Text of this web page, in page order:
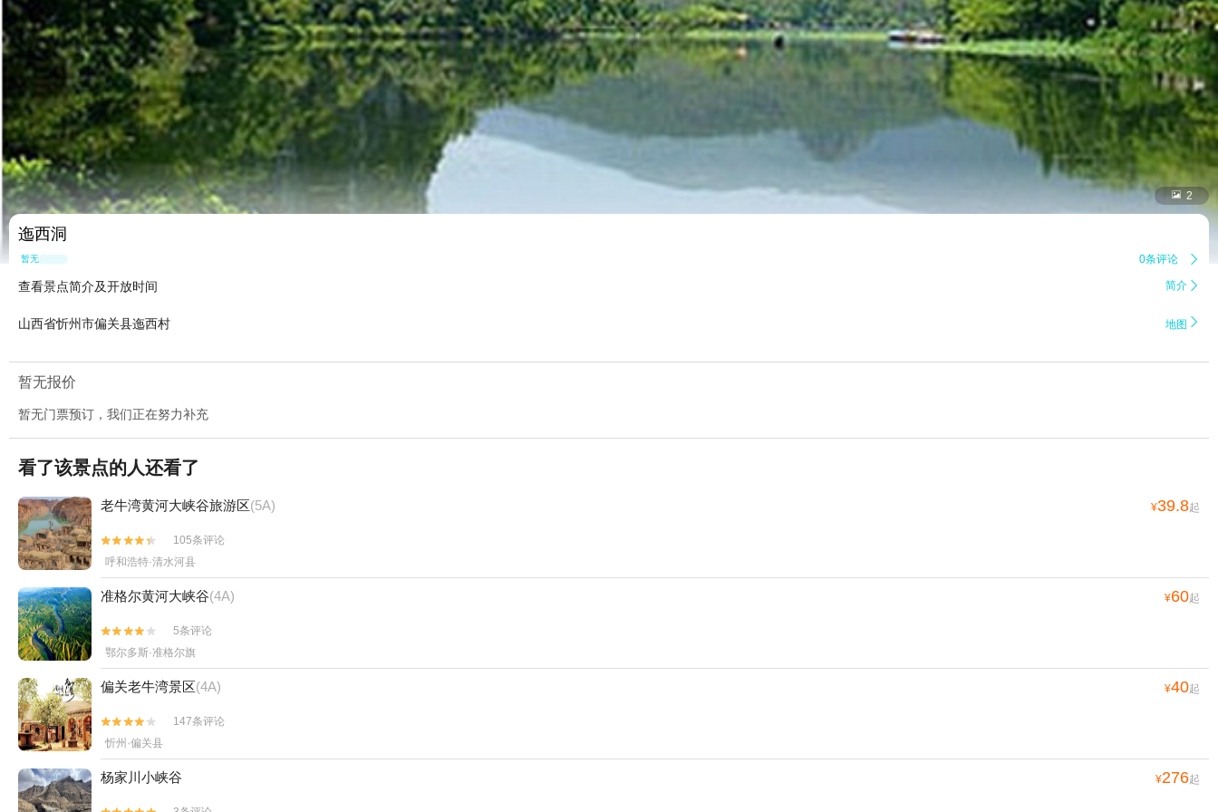
 2
迤西洞
暂无点评 0条评论 
查看景点简介及开放时间 简介 
山西省忻州市偏关县迤西村 地图 
暂无报价
暂无门票预订，我们正在努力补充
看了该景点的人还看了
老牛湾黄河大峡谷旅游区(5A) ¥39.8起


105条评论
呼和浩特·清水河县
准格尔黄河大峡谷(4A) ¥60起


5条评论
鄂尔多斯·准格尔旗
偏关老牛湾景区(4A) ¥40起


147条评论
忻州·偏关县
杨家川小峡谷 ¥276起